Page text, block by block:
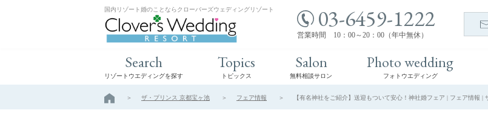
国内リゾート婚のことならクローバーズウェディングリゾート 03-6459-1222
営業時間 10：00～20：00（年中無休）
Search
リゾートウエディングを探す
Topics
トピックス
Salon
無料相談サロン
Photo wedding
フォトウエディング
ザ・プリンス 京都宝ヶ池 フェア情報 【有名神社をご紹介】送迎もついて安心！神社婚フェア | フェア情報